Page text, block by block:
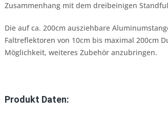
Zusammenhang mit dem dreibeinigen
Die auf ca. 200cm ausziehbare
Faltreflektoren von 10cm bis maximal 200cm
Möglichkeit, weiteres Zubehör anzubringen.
Produkt Daten: